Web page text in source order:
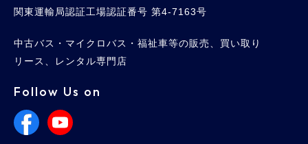
関東運輸局認証工場認証番号 第4-7163号
中古バス・マイクロバス・福祉車等の販売、買い取り
リース、レンタル専門店
Follow Us on